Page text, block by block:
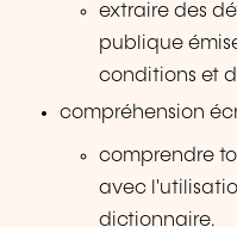
extraire des
publique
conditions et
compréhension
comprendre
avec
dictionnaire.